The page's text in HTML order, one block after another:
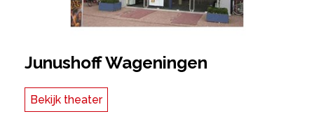
Junushoff Wageningen
Bekijk theater